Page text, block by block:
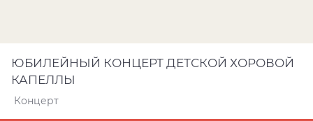
ЮБИЛЕЙНЫЙ КОНЦЕРТ ДЕТСКОЙ ХОРОВОЙ
КАПЕЛЛЫ
Концерт